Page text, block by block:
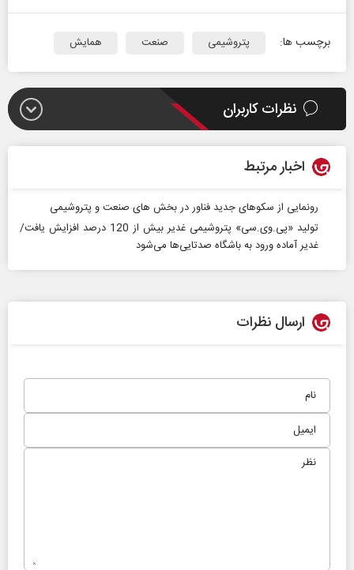
برچسب ها: پتروشیمی صنعت همایش
نظرات کاربران
اخبار مرتبط
رونمایی از سکوهای جدید فناور در بخش های صنعت و پتروشیمی
تولید «پی.وی.سی» پتروشیمی غدیر بیش از 120 درصد افزایش یافت/
غدیر آماده ورود به باشگاه صدتایی‌ها می‌شود
ارسال نظرات